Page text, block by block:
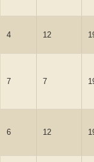
4 12
7 7
6 12